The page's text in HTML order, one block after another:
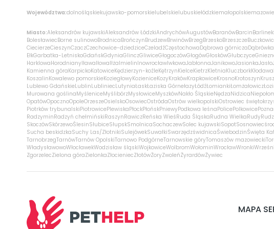
Województwa:dolnośląskiekujawsko-pomorskielubelskielubuskiełódzkiemałopolskie
Miasto:Aleksandrów kujawskiAleksandrów ŁódzkiAndrychówAugustówBaranówBarcinBarlinek
BolesławiecBorne sulinowoBrodnicaBrończynBrudzewBrwinówBrzegBrzeskoBrzeszcze
CiecierzeCieszynCzaczCzechowice-dziedziceCzeladźCzęstochowaDąbrowa górniczaDąbrówka
EłkGarbatka-LetniskoGdańskGdyniaGlinczGliwiceGłogoczówGłogówGłoskówGłubczyce
HarklowaHorodnianyIławaIłowaIłżaImielinInowrocławIwkowaJabłonnaJanikowoJasionkaJasło
Kamienna góraKarpickoKatowiceKędzierzyn-koźleKętrzynKielceKietrzKletniaKluczborkKłodawa
KoszalinKowalewo pomorskieKoziegłowyKozieniceKozyKrakówKrapkowiceKrosnoKrotoszyn
Lublewo GdańskieLublinLubliniecLutyniaŁaskŁaziska GórnełazyŁódźŁomiankiŁomżałowicz
Murowana goślinaMyśleniceMyślibórzMysłowiceMyszkówNakło ŚląskieNędzaNidzica
OpatówOpocznoOpoleOrzeszeOsielskoOsowiecOstródaOstrów wielkopolskiOstrowiec
Piotrków trybunalskiPiotrowicePlewiskaPłockPłońskPniewyPodkowa leśnaPolicePolkowice
RadzyminRadzyń chełmińskiRaszynRawiczReńska WieśRuda ŚląskaRudna WielkaRudy
SkoczówSkórzewoŚlesinSłubiceSłupskSmolnicaSochaczewSolec kujawskiSopotSosnowiec
Sucha beskidzkaSuchy Las/ZłotnikiSulejówekSuwałkiSwarzędzświdnicaŚwiebodzinŚwięta
TarnobrzegTarnówTarnów OpolskiTarnowo PodgórneTarnowskie góryTomaszów mazowiecki
WładysławowoWłocławekWodzisław śląskiWojkowiceWolbromWołominWrocławWronki
ZgorzelecZielona góraZielonkaZłocieniecZłotówŻoryZwoleńŻyrardówŻywiec
MAPA